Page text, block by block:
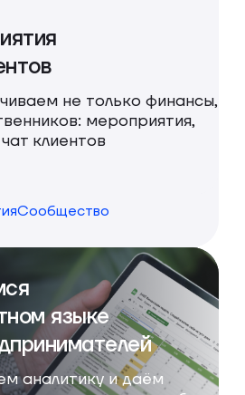
не только финансы,
мероприятия,
клиентов
Сообщество
языке
аналитику и даём